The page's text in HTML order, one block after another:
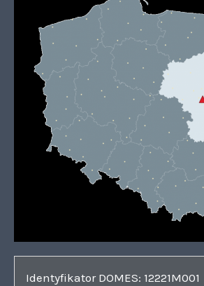
Identyfikator DOMES: 12221M001